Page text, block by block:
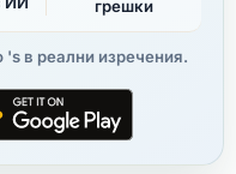
грешки
в реални изречения.